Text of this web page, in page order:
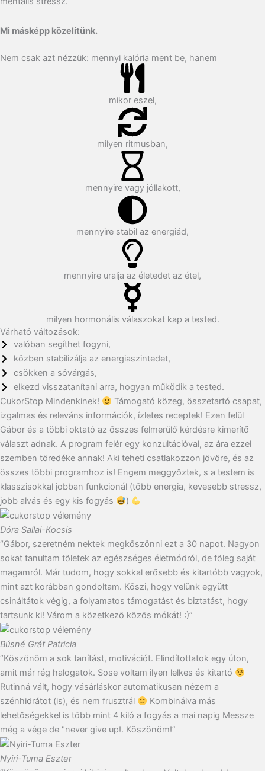
Mi másképp közelítünk.
Nem csak azt nézzük: mennyi kalória ment be, hanem
mikor eszel,
milyen ritmusban,
mennyire vagy jóllakott,
mennyire stabil az energiád,
mennyire uralja az életedet az étel,
milyen hormonális válaszokat kap a tested.
Várható változások:
valóban segíthet fogyni,
közben stabilizálja az energiaszintedet,
csökken a sóvárgás,
elkezd visszatanítani arra, hogyan működik a tested.
CukorStop Mindenkinek!
Támogató közeg, összetartó csapat,
izgalmas és releváns információk, ízletes receptek! Ezen felül
Gábor és a többi oktató az összes felmerülő kérdésre kimerítő
választ adnak. A program felér egy konzultációval, az ára ezzel
szemben töredéke annak! Aki teheti csatlakozzon jövőre, és az
összes többi programhoz is! Engem meggyőztek, s a testem is
klasszisokkal jobban funkcionál (több energia, kevesebb stressz,
jobb alvás és egy kis fogyás
)
Dóra Sallai-Kocsis
“Gábor, szeretném nektek megköszönni ezt a 30 napot. Nagyon
sokat tanultam tőletek az egészséges életmódról, de főleg saját
magamról. Már tudom, hogy sokkal erősebb és kitartóbb vagyok,
mint azt korábban gondoltam. Köszi, hogy velünk együtt
csináltátok végig, a folyamatos támogatást és biztatást, hogy
tartsunk ki! Várom a közetkező közös mókát! :)”
Búsné Gráf Patricia
“Köszönöm a sok tanítást, motivációt. Elindítottatok egy úton,
amit már rég halogatok. Sose voltam ilyen lelkes és kitartó
Rutinná vált, hogy vásárláskor automatikusan nézem a
szénhidrátot (is), és nem frusztrál
Kombinálva más
lehetőségekkel is több mint 4 kiló a fogyás a mai napig Messze
még a vége de "never give up!. Köszönöm!”
Nyiri-Tuma Eszter